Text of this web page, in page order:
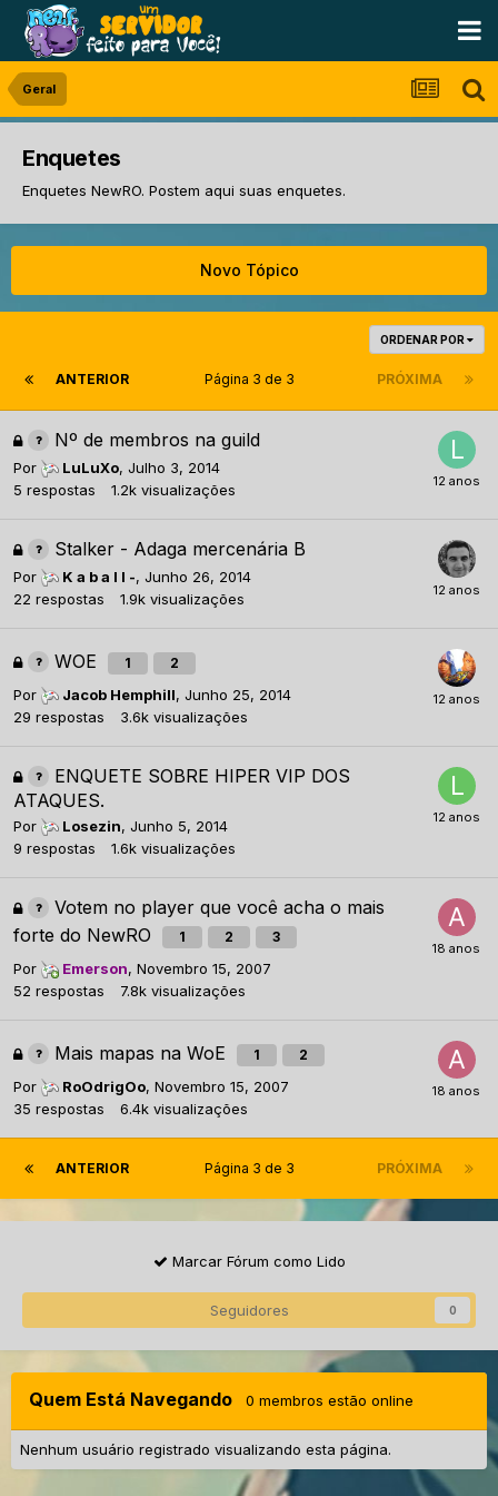
Geral
Enquetes
Enquetes NewRO. Postem aqui suas enquetes.
Novo Tópico
ORDENAR POR
ANTERIOR PRÓXIMA
Página 3 de 3
Nº de membros na guild
Por LuLuXo, Julho 3, 2014
5 respostas 1.2k visualizações
Stalker - Adaga mercenária B
Por K a b a l l -, Junho 26, 2014
22 respostas 1.9k visualizações
WOE 1 2
Por Jacob Hemphill, Junho 25, 2014
29 respostas 3.6k visualizações
ENQUETE SOBRE HIPER VIP DOS
ATAQUES.
Por Losezin, Junho 5, 2014
9 respostas 1.6k visualizações
Votem no player que você acha o mais
forte do NewRO
1 2 3
Por Emerson, Novembro 15, 2007
52 respostas 7.8k visualizações
Mais mapas na WoE 1 2
Por RoOdrigOo, Novembro 15, 2007
35 respostas 6.4k visualizações
ANTERIOR PRÓXIMA
Página 3 de 3
Marcar Fórum como Lido
Seguidores 0
Quem Está Navegando 0 membros estão online
Nenhum usuário registrado visualizando esta página.